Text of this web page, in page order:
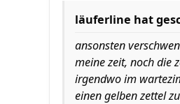
läuferline hat
ansonsten
meine zeit, noch die
irgendwo im
einen gelben zettel